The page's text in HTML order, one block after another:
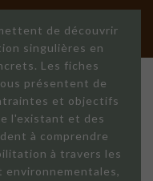
de découvrir
singulières en
Les fiches
présentent de
et objectifs
l'existant et des
à comprendre
à travers les